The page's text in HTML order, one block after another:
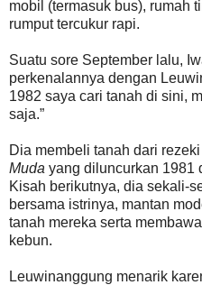
mobil (termasuk bus), rumah
rumput tercukur rapi.
Suatu sore September lalu,
perkenalannya dengan
1982 saya cari tanah di sini,
saja.”
Dia membeli tanah dari
Muda yang diluncurkan 1981
Kisah berikutnya, dia sekali-
bersama istrinya, mantan
tanah mereka serta
kebun.
Leuwinanggung menarik